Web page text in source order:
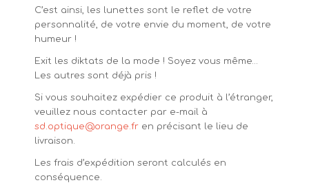
C’est ainsi, les lunettes sont le reflet de votre
personnalité, de votre envie du moment, de votre
humeur !
Exit les diktats de la mode ! Soyez vous même…
Les autres sont déjà pris !
Si vous souhaitez expédier ce produit à l’étranger,
veuillez nous contacter par e-mail à
sd.optique@orange.fren précisant le lieu de
livraison.
Les frais d’expédition seront calculés en
conséquence.